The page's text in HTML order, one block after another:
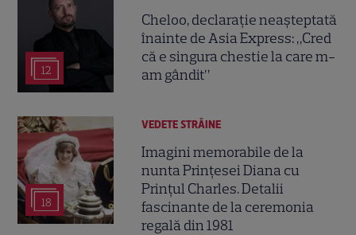
12
Cheloo, declarație neașteptată
înainte de Asia Express: „Cred
că e singura chestie la care m-
am gândit”
18
VEDETE STRĂINE
Imagini memorabile de la
nunta Prințesei Diana cu
Prințul Charles. Detalii
fascinante de la ceremonia
regală din 1981